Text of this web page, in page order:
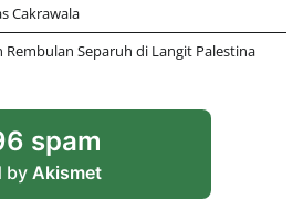
Cakrawala
Rembulan Separuh di Langit Palestina
spam
by Akismet